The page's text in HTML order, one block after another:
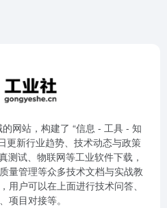
网站，构建了 “信息 - 工具 - 知
更新行业趋势、技术动态与政策
测试、物联网等工业软件下载，
量管理等众多技术文档与实战教
用户可以在上面进行技术问答、
项目对接等。